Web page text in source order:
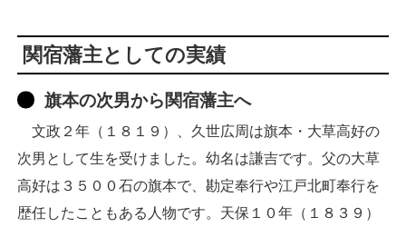
関宿藩主としての実績
旗本の次男から関宿藩主へ
文政２年（１８１９）、久世広周は旗本・大草高好の
次男として生を受けました。幼名は謙吉です。父の大草
高好は３５００石の旗本で、勘定奉行や江戸北町奉行を
歴任したこともある人物です。天保１０年（１８３９）